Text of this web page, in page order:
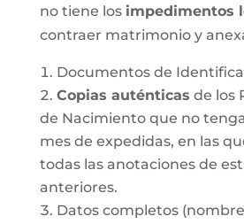
no tiene los impedimentos
contraer matrimonio y
Documentos de
Copias auténticas de los
de Nacimiento que no
mes de expedidas, en las
todas las anotaciones de
anteriores.
Datos completos